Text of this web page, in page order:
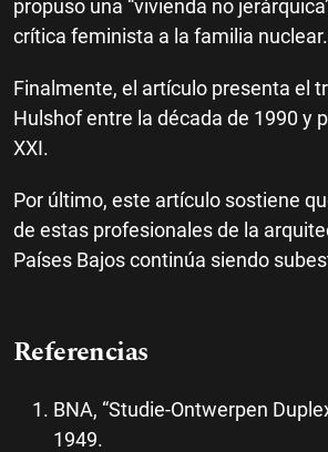
propuso una “vivienda no
crítica feminista a la familia nuclear.
Finalmente, el artículo presenta el
Hulshof entre la década de 1990 y
XXI.
Por último, este artículo sostiene
de estas profesionales de la
Países Bajos continúa siendo
Referencias
BNA, “Studie-Ontwerpen
1949.